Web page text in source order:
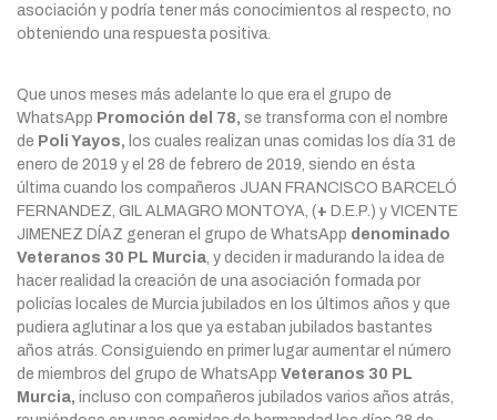
asociación y podría tener más conocimientos al respecto, no
obteniendo una respuesta positiva.
Que unos meses más adelante lo que era el grupo de
WhatsApp Promoción del 78, se transforma con el nombre
de Poli Yayos, los cuales realizan unas comidas los día 31 de
enero de 2019 y el 28 de febrero de 2019, siendo en ésta
última cuando los compañeros JUAN FRANCISCO BARCELÓ
FERNANDEZ, GIL ALMAGRO MONTOYA, (+ D.E.P.) y VICENTE
JIMENEZ DÍAZ generan el grupo de WhatsApp denominado
Veteranos 30 PL Murcia , y deciden ir madurando la idea de
hacer realidad la creación de una asociación formada por
policías locales de Murcia jubilados en los últimos años y que
pudiera aglutinar a los que ya estaban jubilados bastantes
años atrás. Consiguiendo en primer lugar aumentar el número
de miembros del grupo de WhatsApp Veteranos 30 PL
Murcia, incluso con compañeros jubilados varios años atrás,